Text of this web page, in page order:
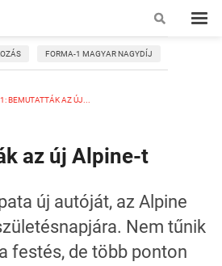
FORMA-1 MAGYAR NAGYDÍJ
BEMUTATTÁK AZ ÚJ...
az új Alpine-t
új autóját, az Alpine
Nem tűnik
festés, de több ponton